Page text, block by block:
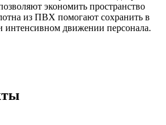
экономить пространство
из ПВХ помогают сохранить в
интенсивном движении персонала.